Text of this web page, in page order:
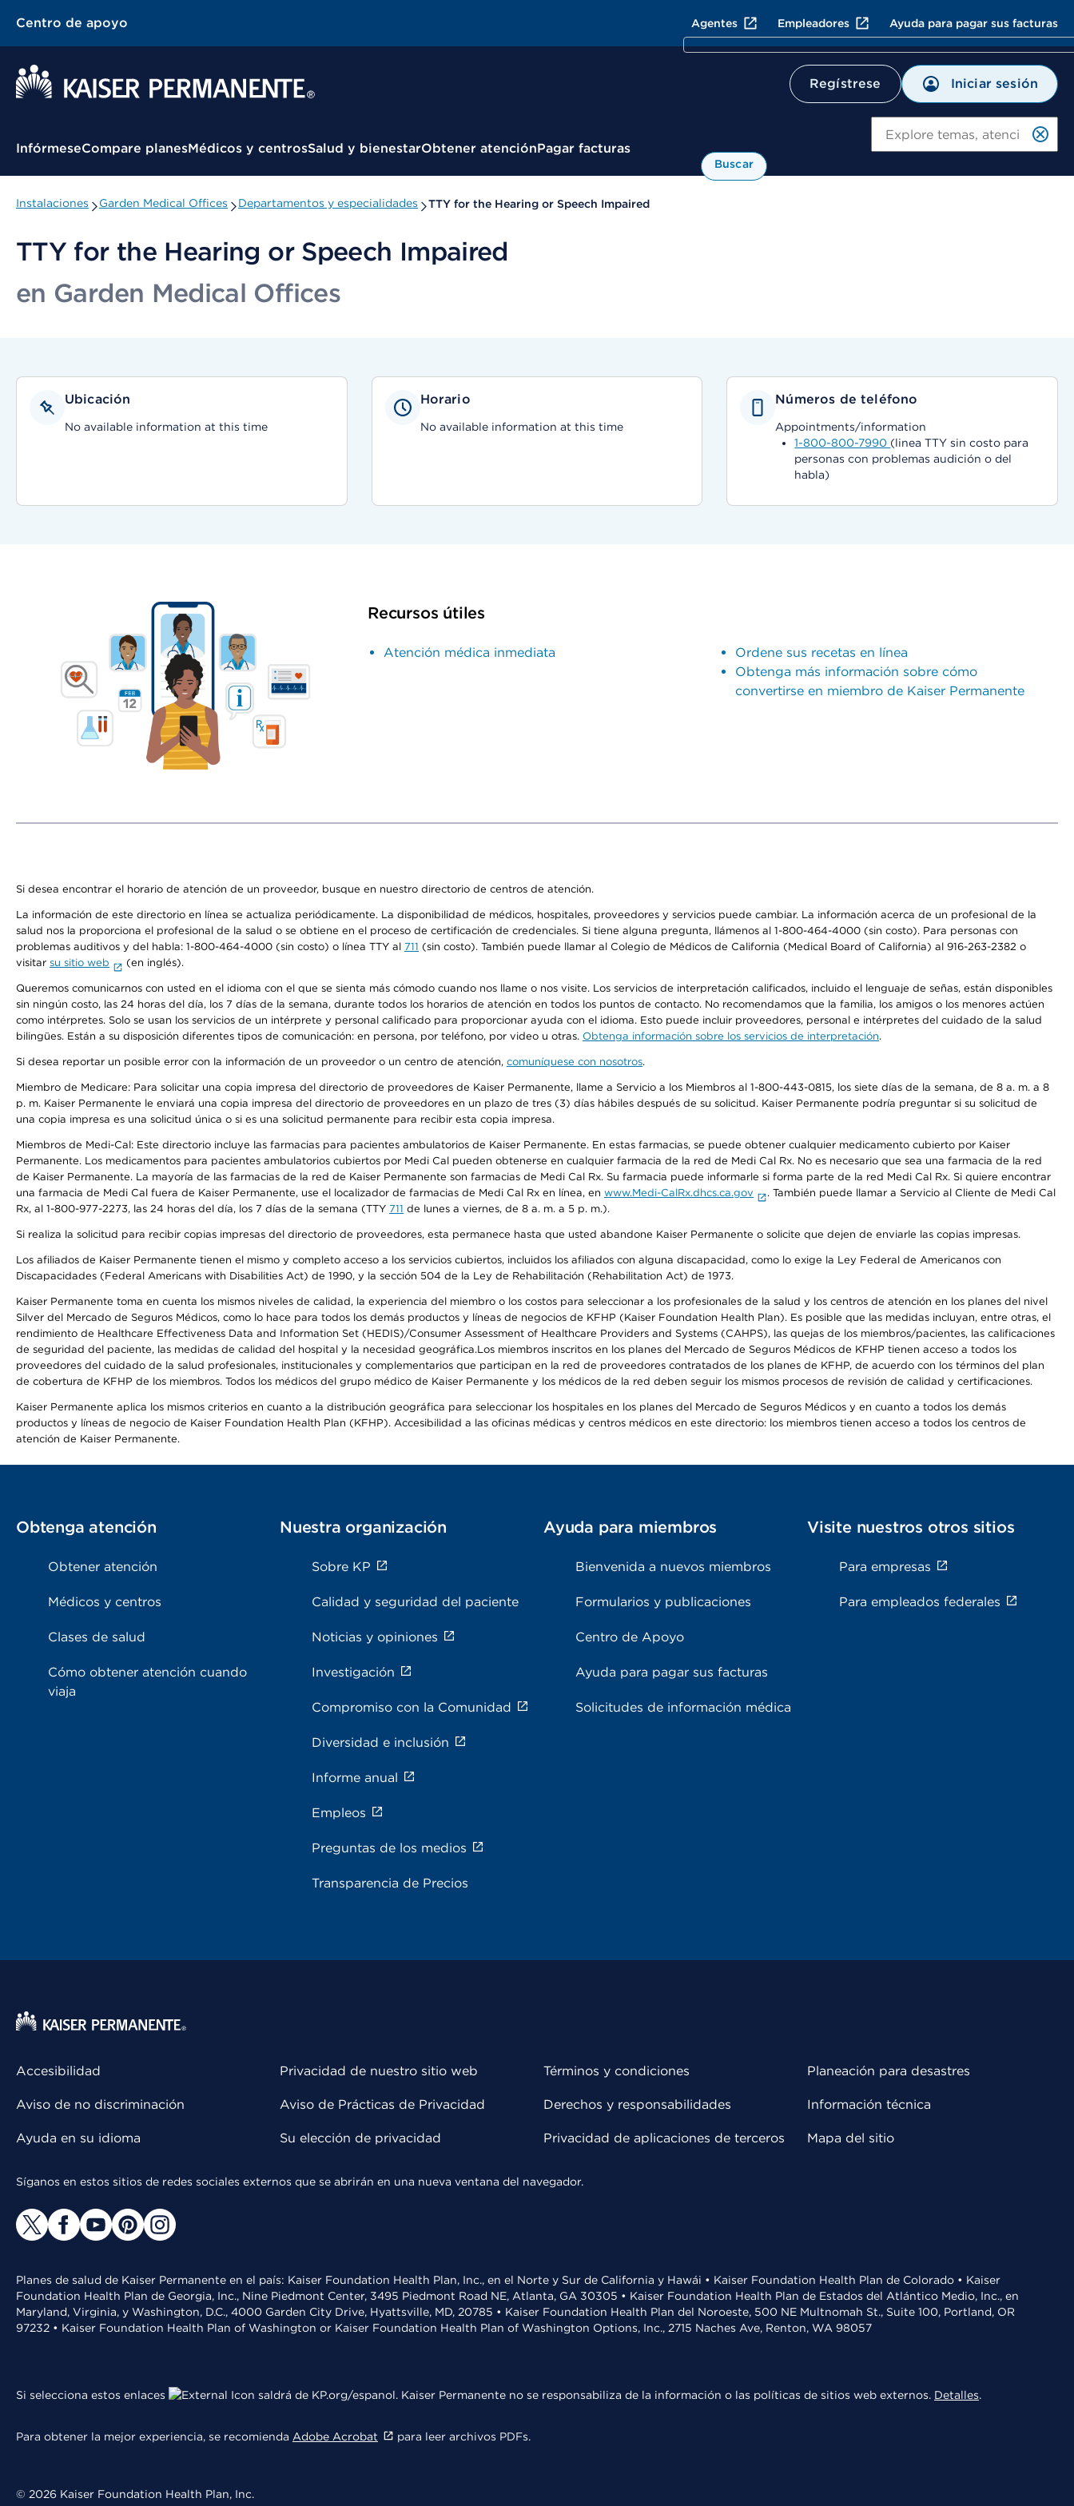
Centro de apoyo Agentes Empleadores Ayuda para pagar sus facturas
Regístrese Iniciar sesión
Menú contextual
InfórmeseCompare planesMédicos y centrosSalud y bienestarObtener atenciónPagar facturas
Buscar
Instalaciones Garden Medical Offices Departamentos y especialidades TTY for the Hearing or Speech Impaired
TTY for the Hearing or Speech Impaired
en Garden Medical Offices
Ubicación
No available information at this time
Horario
No available information at this time
Números de teléfono
Appointments/information
1-800-800-7990 (linea TTY sin costo para
personas con problemas audición o del
habla)
Recursos útiles
Atención médica inmediata
Ordene sus recetas en línea
Obtenga más información sobre cómo
convertirse en miembro de Kaiser Permanente
Si desea encontrar el horario de atención de un proveedor, busque en nuestro directorio de centros de atención.
La información de este directorio en línea se actualiza periódicamente. La disponibilidad de médicos, hospitales, proveedores y servicios puede cambiar. La información acerca de un profesional de la
salud nos la proporciona el profesional de la salud o se obtiene en el proceso de certificación de credenciales. Si tiene alguna pregunta, llámenos al 1-800-464-4000 (sin costo). Para personas con
problemas auditivos y del habla: 1-800-464-4000 (sin costo) o línea TTY al 711 (sin costo). También puede llamar al Colegio de Médicos de California (Medical Board of California) al 916-263-2382 o
visitar su sitio web (en inglés).
Queremos comunicarnos con usted en el idioma con el que se sienta más cómodo cuando nos llame o nos visite. Los servicios de interpretación calificados, incluido el lenguaje de señas, están disponibles
sin ningún costo, las 24 horas del día, los 7 días de la semana, durante todos los horarios de atención en todos los puntos de contacto. No recomendamos que la familia, los amigos o los menores actúen
como intérpretes. Solo se usan los servicios de un intérprete y personal calificado para proporcionar ayuda con el idioma. Esto puede incluir proveedores, personal e intérpretes del cuidado de la salud
bilingües. Están a su disposición diferentes tipos de comunicación: en persona, por teléfono, por video u otras. Obtenga información sobre los servicios de interpretación.
Si desea reportar un posible error con la información de un proveedor o un centro de atención, comuníquese con nosotros.
Miembro de Medicare: Para solicitar una copia impresa del directorio de proveedores de Kaiser Permanente, llame a Servicio a los Miembros al 1-800-443-0815, los siete días de la semana, de 8 a. m. a 8
p. m. Kaiser Permanente le enviará una copia impresa del directorio de proveedores en un plazo de tres (3) días hábiles después de su solicitud. Kaiser Permanente podría preguntar si su solicitud de
una copia impresa es una solicitud única o si es una solicitud permanente para recibir esta copia impresa.
Miembros de Medi-Cal: Este directorio incluye las farmacias para pacientes ambulatorios de Kaiser Permanente. En estas farmacias, se puede obtener cualquier medicamento cubierto por Kaiser
Permanente. Los medicamentos para pacientes ambulatorios cubiertos por Medi Cal pueden obtenerse en cualquier farmacia de la red de Medi Cal Rx. No es necesario que sea una farmacia de la red
de Kaiser Permanente. La mayoría de las farmacias de la red de Kaiser Permanente son farmacias de Medi Cal Rx. Su farmacia puede informarle si forma parte de la red Medi Cal Rx. Si quiere encontrar
una farmacia de Medi Cal fuera de Kaiser Permanente, use el localizador de farmacias de Medi Cal Rx en línea, en www.Medi-CalRx.dhcs.ca.gov
. También puede llamar a Servicio al Cliente de Medi Cal
Rx, al 1-800-977-2273, las 24 horas del día, los 7 días de la semana (TTY 711 de lunes a viernes, de 8 a. m. a 5 p. m.).
Si realiza la solicitud para recibir copias impresas del directorio de proveedores, esta permanece hasta que usted abandone Kaiser Permanente o solicite que dejen de enviarle las copias impresas.
Los afiliados de Kaiser Permanente tienen el mismo y completo acceso a los servicios cubiertos, incluidos los afiliados con alguna discapacidad, como lo exige la Ley Federal de Americanos con
Discapacidades (Federal Americans with Disabilities Act) de 1990, y la sección 504 de la Ley de Rehabilitación (Rehabilitation Act) de 1973.
Kaiser Permanente toma en cuenta los mismos niveles de calidad, la experiencia del miembro o los costos para seleccionar a los profesionales de la salud y los centros de atención en los planes del nivel
Silver del Mercado de Seguros Médicos, como lo hace para todos los demás productos y líneas de negocios de KFHP (Kaiser Foundation Health Plan). Es posible que las medidas incluyan, entre otras, el
rendimiento de Healthcare Effectiveness Data and Information Set (HEDIS)/Consumer Assessment of Healthcare Providers and Systems (CAHPS), las quejas de los miembros/pacientes, las calificaciones
de seguridad del paciente, las medidas de calidad del hospital y la necesidad geográfica.Los miembros inscritos en los planes del Mercado de Seguros Médicos de KFHP tienen acceso a todos los
proveedores del cuidado de la salud profesionales, institucionales y complementarios que participan en la red de proveedores contratados de los planes de KFHP, de acuerdo con los términos del plan
de cobertura de KFHP de los miembros. Todos los médicos del grupo médico de Kaiser Permanente y los médicos de la red deben seguir los mismos procesos de revisión de calidad y certificaciones.
Kaiser Permanente aplica los mismos criterios en cuanto a la distribución geográfica para seleccionar los hospitales en los planes del Mercado de Seguros Médicos y en cuanto a todos los demás
productos y líneas de negocio de Kaiser Foundation Health Plan (KFHP). Accesibilidad a las oficinas médicas y centros médicos en este directorio: los miembros tienen acceso a todos los centros de
atención de Kaiser Permanente.
Obtenga atención
Obtener atención
Médicos y centros
Clases de salud
Cómo obtener atención cuando
viaja
Nuestra organización
Sobre KP
Calidad y seguridad del paciente
Noticias y opiniones
Investigación
Compromiso con la Comunidad
Diversidad e inclusión
Informe anual
Empleos
Preguntas de los medios
Transparencia de Precios
Ayuda para miembros
Bienvenida a nuevos miembros
Formularios y publicaciones
Centro de Apoyo
Ayuda para pagar sus facturas
Solicitudes de información médica
Visite nuestros otros sitios
Para empresas
Para empleados federales
Accesibilidad
Aviso de no discriminación
Ayuda en su idioma
Privacidad de nuestro sitio web
Aviso de Prácticas de Privacidad
Su elección de privacidad
Términos y condiciones
Derechos y responsabilidades
Privacidad de aplicaciones de terceros
Planeación para desastres
Información técnica
Mapa del sitio
Síganos en estos sitios de redes sociales externos que se abrirán en una nueva ventana del navegador.
Planes de salud de Kaiser Permanente en el país: Kaiser Foundation Health Plan, Inc., en el Norte y Sur de California y Hawái • Kaiser Foundation Health Plan de Colorado • Kaiser
Foundation Health Plan de Georgia, Inc., Nine Piedmont Center, 3495 Piedmont Road NE, Atlanta, GA 30305 • Kaiser Foundation Health Plan de Estados del Atlántico Medio, Inc., en
Maryland, Virginia, y Washington, D.C., 4000 Garden City Drive, Hyattsville, MD, 20785 • Kaiser Foundation Health Plan del Noroeste, 500 NE Multnomah St., Suite 100, Portland, OR
97232 • Kaiser Foundation Health Plan of Washington or Kaiser Foundation Health Plan of Washington Options, Inc., 2715 Naches Ave, Renton, WA 98057
Si selecciona estos enlaces saldrá de KP.org/espanol. Kaiser Permanente no se responsabiliza de la información o las políticas de sitios web externos. Detalles.
Para obtener la mejor experiencia, se recomienda Adobe Acrobat para leer archivos PDFs.
© 2026 Kaiser Foundation Health Plan, Inc.